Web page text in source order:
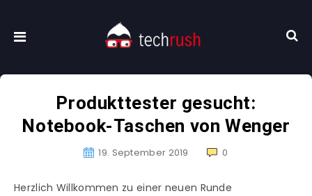
Produkttester gesucht:
Notebook-Taschen von Wenger
19. September 2019 0
Herzlich Willkommen zu einer neuen Runde